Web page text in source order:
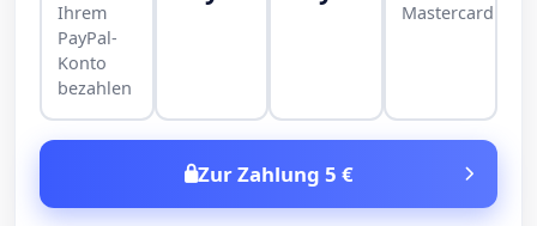
Ihrem
PayPal-
Konto
bezahlen
Mastercard
Zur Zahlung 5 €